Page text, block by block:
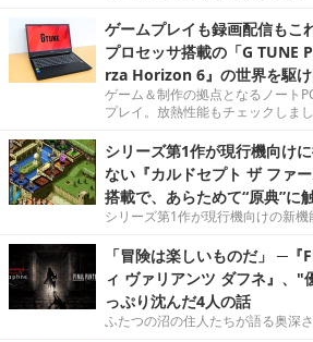
ゲームプレイも録画配信も
プロセッサ搭載の「G TUNE
rza Horizon 6』の世界を駆
ゲーム＆制作の拠点となるノート
プレイ。放熱性能もチェックしまし
シリーズ第1作が現行機向け
ない『カルドセプト ザ ファ
搭載で、あらためて“原典”に
シリーズ第1作が現行機向けの新機
「冒険は楽しいものだ」 ─『
ィ ヴァリアンツ ダフネ』、"
っぷり沈んだ4人の話
ふたつの沼の住人たちが語る奥深さ